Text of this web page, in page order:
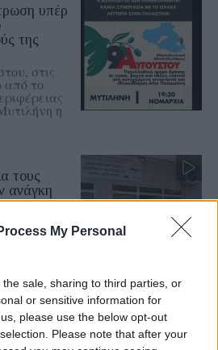
My Personal
sale, sharing to third parties, or
or sensitive information for
please use the below opt-out
Please note that after your
υπέρ
της
στις
από το
η
τους
ανάγκη
σε
του